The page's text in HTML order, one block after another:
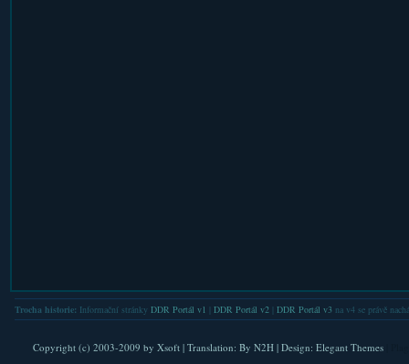
Trocha historie: Informační stránky DDR Portál v1 DDR Portál v2| DDR Portál v3na v4 se právě
Copyright (c) 2003-2009 by Xsoft| Translation: By N2H| Design: Elegant Themes